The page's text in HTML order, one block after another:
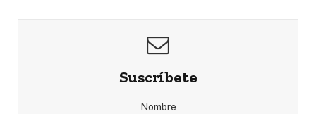
Suscríbete
Nombre